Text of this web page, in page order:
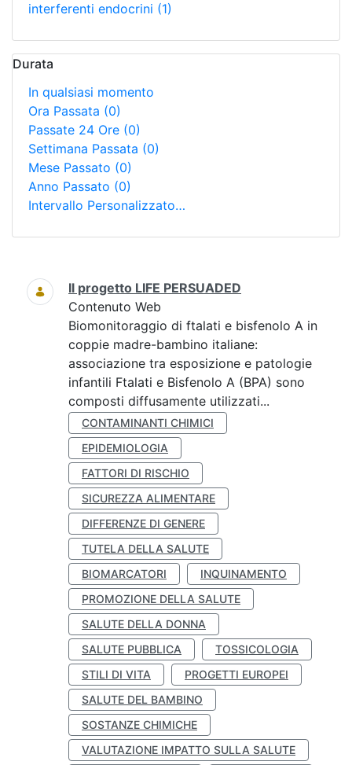
interferenti endocrini (1)
Durata
In qualsiasi momento
Ora Passata (0)
Passate 24 Ore (0)
Settimana Passata (0)
Mese Passato (0)
Anno Passato (0)
Intervallo Personalizzato…
Ricerca
Il progetto LIFE PERSUADED
Contenuto Web
Biomonitoraggio di ftalati e bisfenolo A in
coppie madre-bambino italiane:
associazione tra esposizione e patologie
infantili Ftalati e Bisfenolo A (BPA) sono
composti diffusamente utilizzati...
CONTAMINANTI CHIMICI
EPIDEMIOLOGIA
FATTORI DI RISCHIO
SICUREZZA ALIMENTARE
DIFFERENZE DI GENERE
TUTELA DELLA SALUTE
BIOMARCATORI
INQUINAMENTO
PROMOZIONE DELLA SALUTE
SALUTE DELLA DONNA
SALUTE PUBBLICA
TOSSICOLOGIA
STILI DI VITA
PROGETTI EUROPEI
SALUTE DEL BAMBINO
SOSTANZE CHIMICHE
VALUTAZIONE IMPATTO SULLA SALUTE